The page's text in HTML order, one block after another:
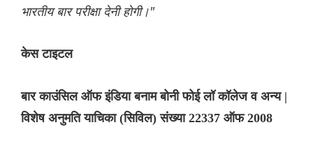
भारतीय बार परीक्षा देनी होगी।"
केस टाइटल
बार काउंसिल ऑफ इंडिया बनाम बोनी फोई लॉ कॉलेज व अन्य |
विशेष अनुमति याचिका (सिविल) संख्या 22337 ऑफ 2008